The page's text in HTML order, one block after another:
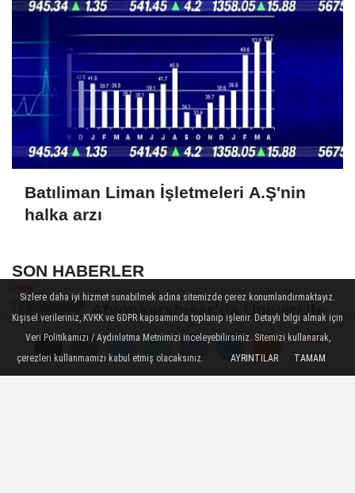
Yorumlar
Yorumlar
Batıliman Liman İşletmeleri A.Ş'nin
halka arzı
SON HABERLER
Afyonkarahisar’da Üniversite
Öğrencilerinin 8 Projesine
ÜNİDES...
Afyonkarahisarlı Güreşçiler
Yorumlar
Sizlere daha iyi hizmet sunabilmek adına sitemizde çerez konumlandırmaktayız.
Kişisel verileriniz, KVKK ve GDPR kapsamında toplanıp işlenir. Detaylı bilgi almak için
Veri Politikamızı / Aydınlatma Metnimizi inceleyebilirsiniz. Sitemizi kullanarak,
çerezleri kullanmamızı kabul etmiş olacaksınız.
AYRINTILAR TAMAM